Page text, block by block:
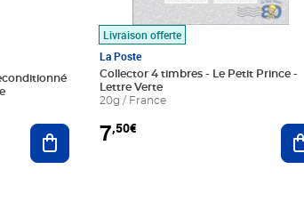
Ajouter au panier
Livraison offerte
La Poste
Collector 4 timbres - Le Petit Prince -
Lettre Verte
20g / France
7,50€